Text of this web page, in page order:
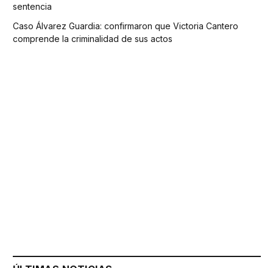
sentencia
Caso Álvarez Guardia: confirmaron que Victoria Cantero
comprende la criminalidad de sus actos